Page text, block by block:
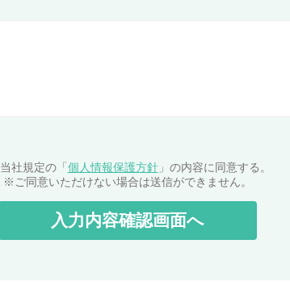
当社規定の「 個人情報保護方針」の内容に同意する。
※ご同意いただけない場合は送信ができません。